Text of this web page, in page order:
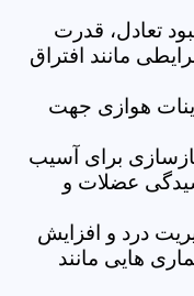
تعادل، قدرت
مانند افتراق
هوازی جهت
برای آسیب
عضلات و
درد و افزایش
هایی مانند